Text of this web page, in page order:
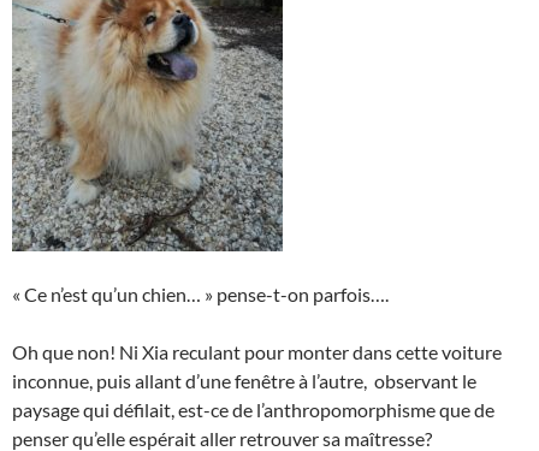
« Ce n’est qu’un chien… » pense-t-on parfois….
Oh que non! Ni Xia reculant pour monter dans cette voiture
inconnue, puis allant d’une fenêtre à l’autre, observant le
paysage qui défilait, est-ce de l’anthropomorphisme que de
penser qu’elle espérait aller retrouver sa maîtresse?